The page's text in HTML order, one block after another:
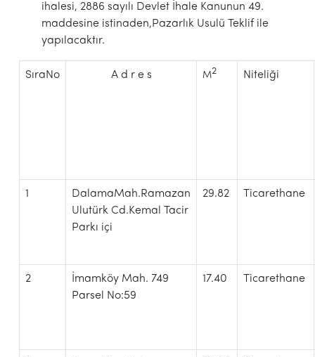
ihalesi, 2886 sayılı Devlet İhale Kanunun 49.
maddesine istinaden,Pazarlık Usulü Teklif ile
yapılacaktır.
SıraNo A d r e s M2 Niteliği
1
DalamaMah.Ramazan
Ulutürk Cd.Kemal Tacir
Parkı içi
29.82 Ticarethane
2
İmamköy Mah. 749
Parsel No:59
17.40 Ticarethane